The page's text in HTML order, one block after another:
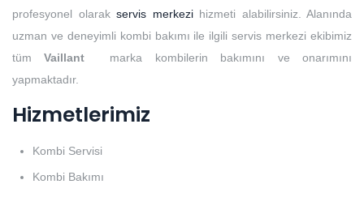
profesyonel olarak servis merkezihizmeti alabilirsiniz. Alanında
uzman ve deneyimli kombi bakımı ile ilgili servis merkezi ekibimiz
tümVaillant marka kombilerin bakımını ve onarımını
yapmaktadır.
Hizmetlerimiz
Kombi Servisi
Kombi Bakımı